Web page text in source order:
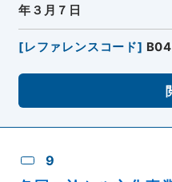
年３月７日
[レファレンスコード]
9